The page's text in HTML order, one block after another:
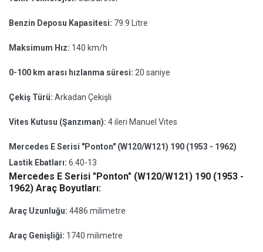
Benzin Deposu Kapasitesi: 79.9 Litre
Maksimum Hız: 140 km/h
0-100 km arası hızlanma süresi: 20 saniye
Çekiş Türü: Arkadan Çekişli
Vites Kutusu (Şanzıman): 4 ileri Manuel Vites
Mercedes E Serisi "Ponton" (W120/W121) 190 (1953 - 1962)
Lastik Ebatları: 6.40-13
Mercedes E Serisi "Ponton" (W120/W121) 190 (1953 -
1962) Araç Boyutları:
Araç Uzunluğu: 4486 milimetre
Araç Genişliği: 1740 milimetre